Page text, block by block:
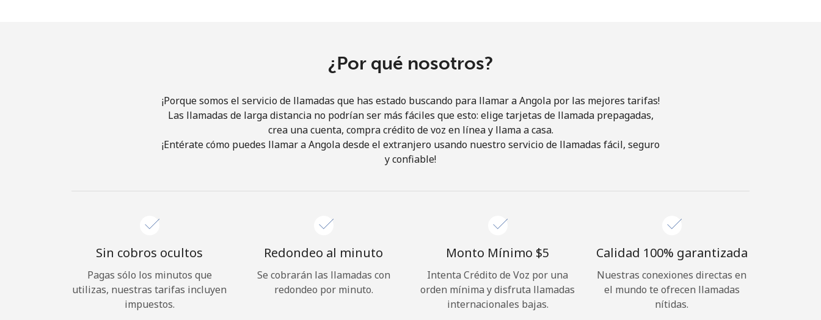
acuerdo con estos
Términos y condiciones.
Únete
¡Hola!
¿Por qué nosotros?
¡Porque somos el servicio de llamadas que has estado buscando para llamar a Angola por las mejores tarifas!
Las llamadas de larga distancia no podrían ser más fáciles que esto: elige tarjetas de llamada prepagadas,
crea una cuenta, compra crédito de voz en línea y llama a casa.
¡Entérate cómo puedes llamar a Angola desde el extranjero usando nuestro servicio de llamadas fácil, seguro
y confiable!
Sin cobros ocultos
Pagas sólo los minutos que
utilizas, nuestras tarifas incluyen
impuestos.
Redondeo al minuto
Se cobrarán las llamadas con
redondeo por minuto.
Monto Mínimo ⁦$5⁩
Intenta Crédito de Voz por una
orden mínima y disfruta llamadas
internacionales bajas.
Calidad 100% garantizada
Nuestras conexiones directas en
el mundo te ofrecen llamadas
nítidas.